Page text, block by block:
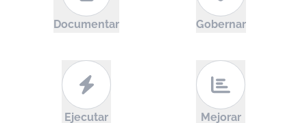
Documentar Gobernar
Ejecutar Mejorar